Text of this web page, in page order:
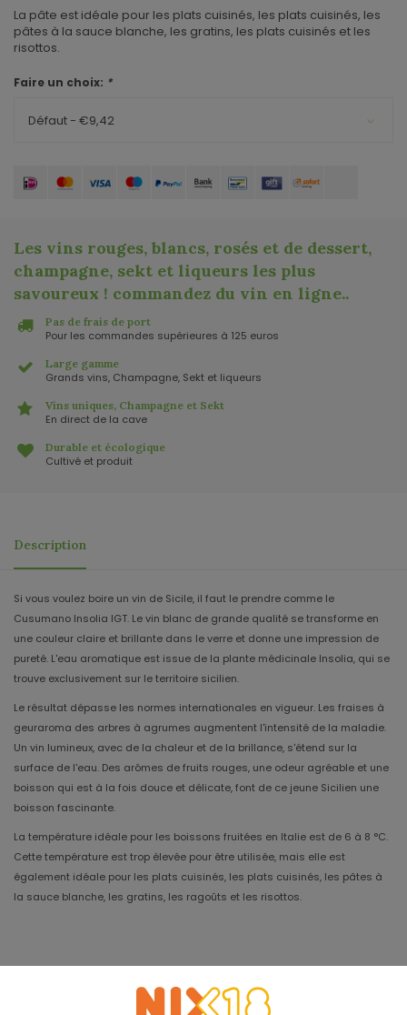
La pâte est idéale pour les plats cuisinés, les plats cuisinés, les
pâtes à la sauce blanche, les gratins, les plats cuisinés et les
risottos.
Faire un choix: *
Défaut - €9,42
Les vins rouges, blancs, rosés et de dessert,
champagne, sekt et liqueurs les plus
savoureux ! commandez du vin en ligne..
Pas de frais de port
Pour les commandes supérieures à 125 euros
Large gamme
Grands vins, Champagne, Sekt et liqueurs
Vins uniques, Champagne et Sekt
En direct de la cave
Durable et écologique
Cultivé et produit
Description
Si vous voulez boire un vin de Sicile, il faut le prendre comme le
Cusumano Insolia IGT. Le vin blanc de grande qualité se transforme en
une couleur claire et brillante dans le verre et donne une impression de
pureté. L'eau aromatique est issue de la plante médicinale Insolia, qui se
trouve exclusivement sur le territoire sicilien.
Le résultat dépasse les normes internationales en vigueur. Les fraises à
geuraroma des arbres à agrumes augmentent l'intensité de la maladie.
Un vin lumineux, avec de la chaleur et de la brillance, s'étend sur la
surface de l'eau. Des arômes de fruits rouges, une odeur agréable et une
boisson qui est à la fois douce et délicate, font de ce jeune Sicilien une
boisson fascinante.
La température idéale pour les boissons fruitées en Italie est de 6 à 8 °C.
Cette température est trop élevée pour être utilisée, mais elle est
également idéale pour les plats cuisinés, les plats cuisinés, les pâtes à
la sauce blanche, les gratins, les ragoûts et les risottos.